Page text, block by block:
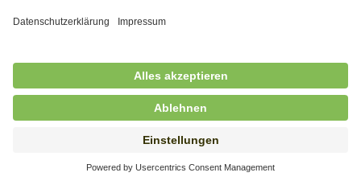
in Teilzeit (mind. 20 - max. 30 Std./.Wo.), SOS-
Hauswirtschaftskraft (m/w/d)
in unbefristeter Anstellung, Teilzeit (20 Std./Wo.), SOS-
Kinderdorf Dortmund, Hagen